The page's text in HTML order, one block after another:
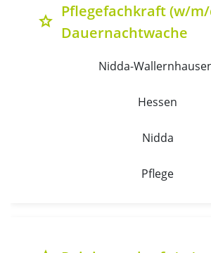
grade
Pflegefachkraft (w/
Dauernachtwache
Nidda-
Hessen
Nidda
Pflege